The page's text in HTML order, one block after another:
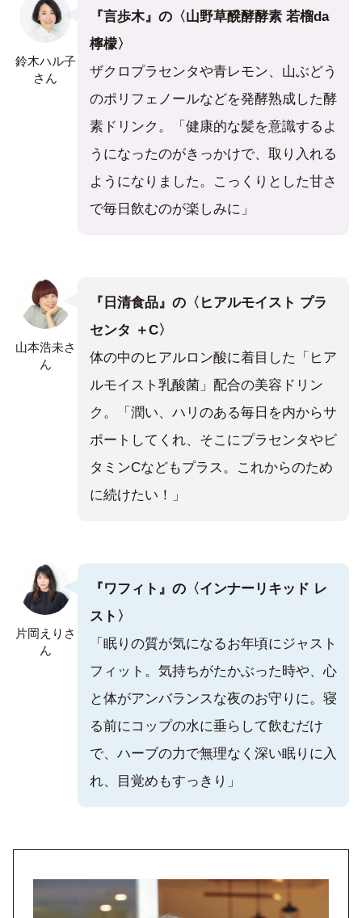
鈴木ハル子
さん
『言歩木』の〈山野草醗酵酵素 若榴da
檸檬〉
ザクロプラセンタや青レモン、山ぶどう
のポリフェノールなどを発酵熟成した酵
素ドリンク。「健康的な髪を意識するよ
うになったのがきっかけで、取り入れる
ようになりました。こっくりとした甘さ
で毎日飲むのが楽しみに」
山本浩未さ
ん
『 日清食品』の〈ヒアルモイスト プラ
センタ ＋C〉
体の中のヒアルロン酸に着目した「ヒア
ルモイスト乳酸菌」配合の美容ドリン
ク。「潤い、ハリのある毎日を内からサ
ポートしてくれ、そこにプラセンタやビ
タミンCなどもプラス。これからのため
に続けたい！」
片岡えりさ
ん
『ワフィト』の〈インナーリキッド レ
スト〉
「眠りの質が気になるお年頃にジャスト
フィット。気持ちがたかぶった時や、心
と体がアンバランスな夜のお守りに。寝
る前にコップの水に垂らして飲むだけ
で、ハーブの力で無理なく深い眠りに入
れ、目覚めもすっきり」